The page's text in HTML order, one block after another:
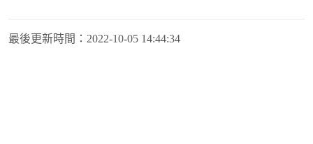
最後更新時間： 2022-10-05 14:44:34